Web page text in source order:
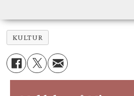
KULTUR